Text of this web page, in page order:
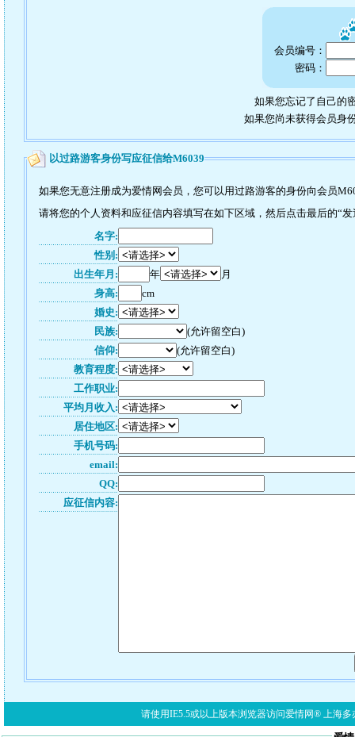
会员编号：
密码：
如果您忘记了自己的
如果您尚未获得会员身
以过路游客身份写应征信给M6039
如果您无意注册成为爱情网会员，您可以用过路游客的身份向会员
请将您的个人资料和应征信内容填写在如下区域，然后点击最后的“
名字:
性别:
出生年月:
年
月
身高:
cm
婚史:
民族:
(允许留空白)
信仰:
(允许留空白)
教育程度:
工作职业:
平均月收入:
居住地区:
手机号码:
email:
QQ:
应征信内容:
请使用IE5.5或以上版本浏览器访问爱情网® 上海多